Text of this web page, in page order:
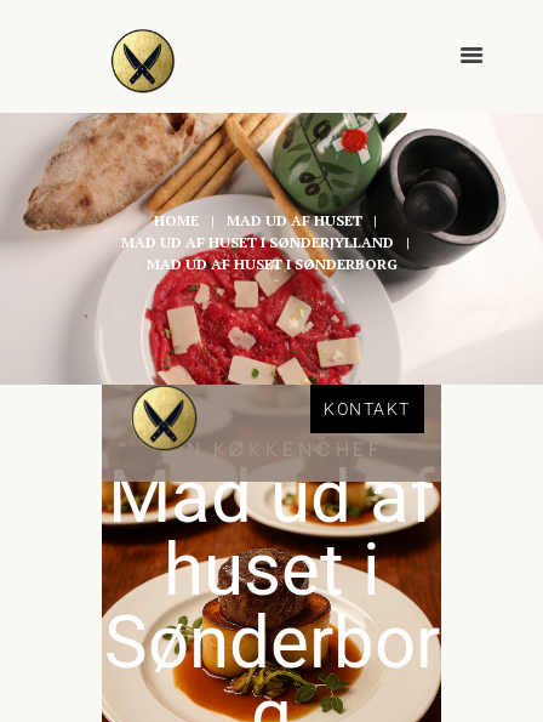
HOME
MAD UD AF HUSET
MAD UD AF HUSET I SØNDERJYLLAND
MAD UD AF HUSET I SØNDERBORG
KONTAKT
DIN KØKKENCHEF
Mad ud af
huset i
Sønderbor